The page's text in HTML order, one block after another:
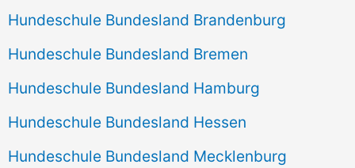
Hundeschule Bundesland Brandenburg
Hundeschule Bundesland Bremen
Hundeschule Bundesland Hamburg
Hundeschule Bundesland Hessen
Hundeschule Bundesland Mecklenburg